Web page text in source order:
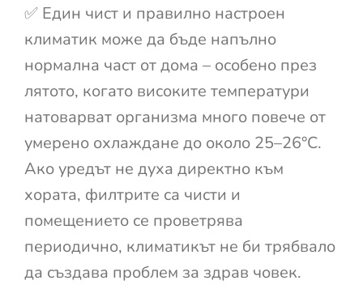
✅ Един чист и правилно настроен
климатик може да бъде напълно
нормална част от дома – особено през
лятото, когато високите температури
натоварват организма много повече от
умерено охлаждане до около 25–26°C.
Ако уредът не духа директно към
хората, филтрите са чисти и
помещението се проветрява
периодично, климатикът не би трябвало
да създава проблем за здрав човек.